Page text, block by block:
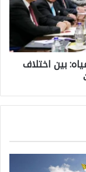
بين اختلاف